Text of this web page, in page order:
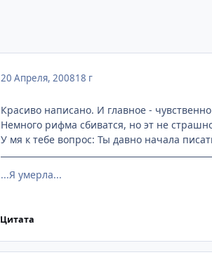
20 Апреля, 200818 г
Красиво написано. И главное -
Немного рифма сбиватся, но эт не
У мя к тебе вопрос: Ты давно начала
...Я умерла...
Цитата